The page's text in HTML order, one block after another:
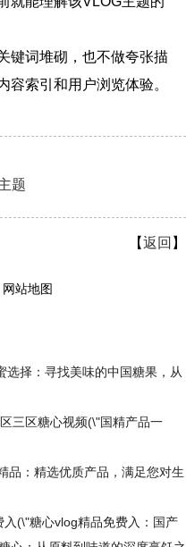
键词堆砌，也不做夸张描
容索引和用户浏览体验。
题
【返回 】
网站地图
择：寻找美味的中国糖果，从
三区糖心视频(\"国精产品一
品：精选优质产品，满足您对生
(\"糖心vlog精品免费入：国产